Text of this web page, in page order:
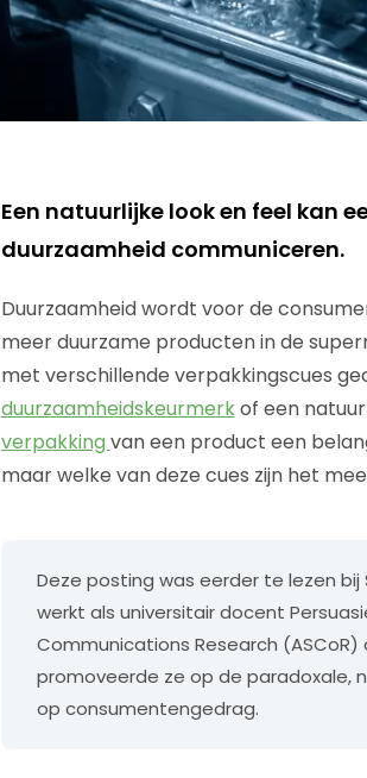
Een natuurlijke look en feel kan
duurzaamheid communiceren.
Duurzaamheid wordt voor de
meer duurzame producten in de
met verschillende verpakkingscues
duurzaamheidskeurmerkof een
verpakking van een product een
maar welke van deze cues zijn het
Deze posting was eerder te lezen bij
werkt als universitair docent
Communications Research
promoveerde ze op de
op consumentengedrag.